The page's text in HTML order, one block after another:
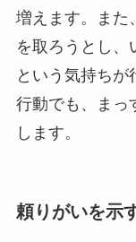
増えます。また
を取ろうとし、
という気持ちが
行動でも、まっ
します。
頼りがいを示